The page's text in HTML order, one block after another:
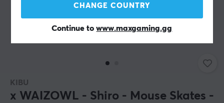
CHANGE COUNTRY
Continue towww.maxgaming.gg
KIBU
x WAIZOWL - Shiro - Mouse Skates -